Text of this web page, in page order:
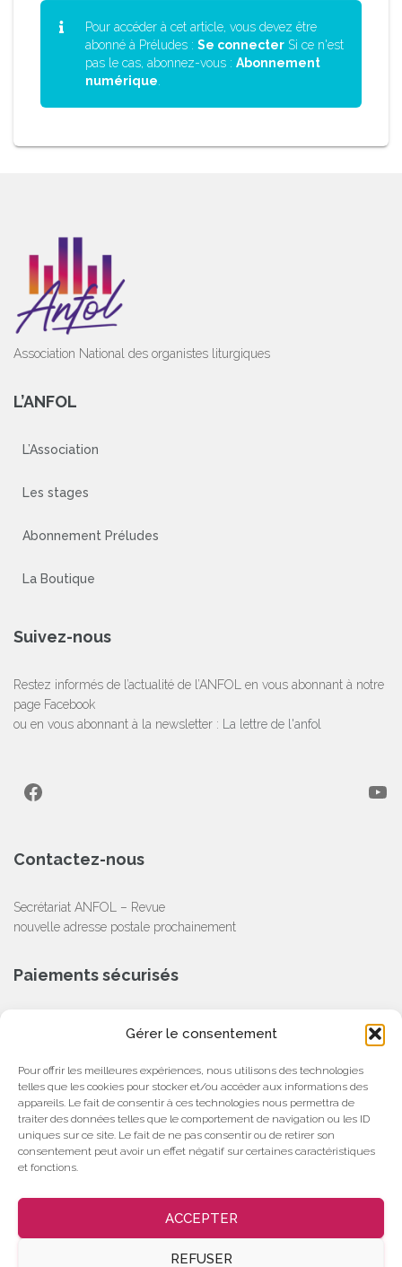
Gérer le consentement
Pour offrir les meilleures expériences, nous utilisons des technologies
telles que les cookies pour stocker et/ou accéder aux informations des
appareils. Le fait de consentir à ces technologies nous permettra de
traiter des données telles que le comportement de navigation ou les ID
uniques sur ce site. Le fait de ne pas consentir ou de retirer son
consentement peut avoir un effet négatif sur certaines caractéristiques
et fonctions.
ACCEPTER
REFUSER
Pour accéder à cet article, vous devez être
abonné à Préludes : Se connecter Si ce n'est
pas le cas, abonnez-vous : Abonnement
numérique
Association National des organistes liturgiques
L’ANFOL
L’Association
Les stages
Abonnement Préludes
La Boutique
Suivez-nous
Restez informés de l’actualité de l’ANFOL en vous abonnant à notre
page Facebook
ou en vous abonnant à la newsletter :
La lettre de l'anfol
Contactez-nous
Secrétariat ANFOL – Revue
nouvelle adresse postale prochainement
Paiements sécurisés
Partenaire